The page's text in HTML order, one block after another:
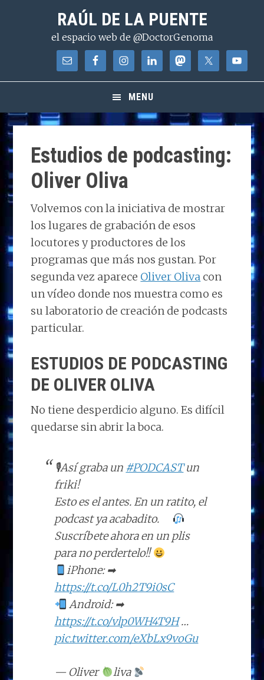
contenido
RAÚL DE LA PUENTE
el espacio web de @DoctorGenoma
MENU
Estudios de podcasting:
Oliver Oliva
Volvemos con la iniciativa de mostrar
los lugares de grabación de esos
locutores y productores de los
programas que más nos gustan. Por
segunda vez aparece Oliver Oliva con
un vídeo donde nos muestra como es
su laboratorio de creación de podcasts
particular.
ESTUDIOS DE PODCASTING
DE OLIVER OLIVA
No tiene desperdicio alguno. Es difícil
quedarse sin abrir la boca.
🎙Así graba un #PODCASTun
friki!
Esto es el antes. En un ratito, el
podcast ya acabadito.
Suscríbete ahora en un plis
para no perdertelo!!
iPhone: ➡
https://t.co/L0h2T9i0sC
Android: ➡
https://t.co/vlp0WH4T9H…
pic.twitter.com/eXbLx9voGu
— Oliver
liva